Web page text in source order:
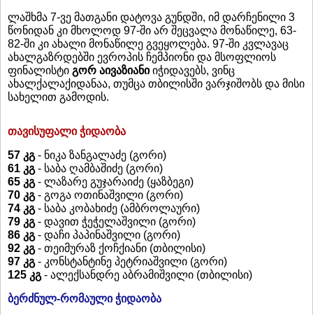
ლაშხმა 7-ვე მათგანი დატოვა გუნდში, იმ დარჩენილი 3
წონიდან კი მხოლოდ 97-ში არ შეცვალა მონაწილე, 63-
82-ში კი ახალი მონაწილე გვეყოლება. 97-ში კვლავაც
ახალგაზრდებში ევროპის ჩემპიონი და მსოფლიოს
ფინალისტი გორ აივაზიანიიჭიდავებს, ვინც
ახალქალაქიდანაა, თუმცა თბილისში ვარჯიშობს და მისი
სახელით გამოდის.
თავისუფალი ჭიდაობა
57 კგ- ნიკა ზანგალაძე (გორი)
61 კგ- საბა ღამბაშიძე (გორი)
65 კგ- ლაზარე გუჯარაიძე (ყაზბეგი)
70 კგ- გოგა ოთინაშვილი (გორი)
74 კგ- საბა კობახიძე (ამბროლაური)
79 კგ- დავით ჭეჭელაშვილი (გორი)
86 კგ- დაჩი პაპინაშვილი (გორი)
92 კგ- თეიმურაზ ქოჩქიანი (თბილისი)
97 კგ- კონსტანტინე პეტრიაშვილი (გორი)
125 კგ- ალექსანდრე აბრამიშვილი (თბილისი)
ბერძნულ-რომაული ჭიდაობა